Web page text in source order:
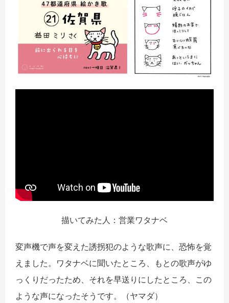
描いてみた人：営業ワタナベ
変声機で声を変えた誘拐犯のような歌声に、恐怖を覚
えました。ワタナベに聞いたところ、もとの歌声がゆ
っくりだったため、それを早送りにしたところ、この
ような声になったそうです。
（ヤマダ）